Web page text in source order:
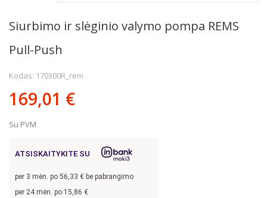
Siurbimo ir slėginio valymo pompa REMS
Pull-Push
Kodas: 170300R_rem
169,01 €
Su PVM
ATSISKAITYKITE SU
per 3 mėn. po 56,33 € be pabrangimo
per 24 mėn. po 15,86 €